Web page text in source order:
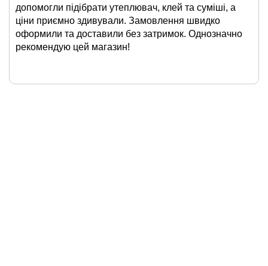
допомогли підібрати утеплювач, клей та суміші, а
ціни приємно здивували. Замовлення швидко
оформили та доставили без затримок. Однозначно
рекомендую цей магазин!